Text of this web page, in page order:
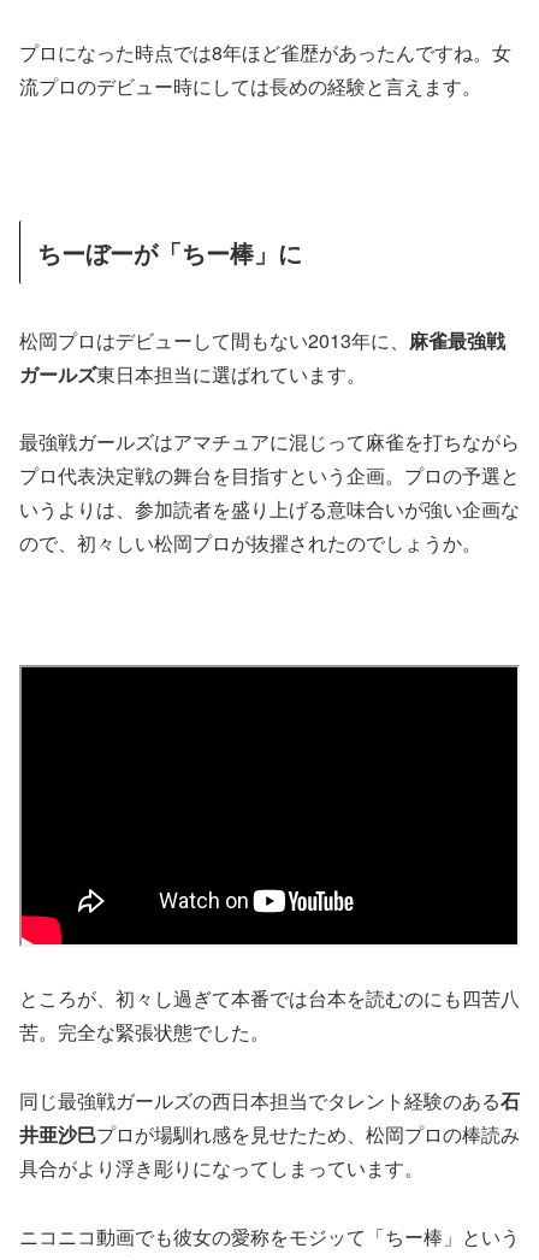
プロになった時点では8年ほど雀歴があったんですね。女
流プロのデビュー時にしては長めの経験と言えます。
ちーぼーが「ちー棒」に
松岡プロはデビューして間もない2013年に、 麻雀最強戦
ガールズ東日本担当に選ばれています。
最強戦ガールズはアマチュアに混じって麻雀を打ちながら
プロ代表決定戦の舞台を目指すという企画。プロの予選と
いうよりは、 参加読者を盛り上げる意味合いが強い企画な
ので、初々しい松岡プロが抜擢されたのでしょうか。
ところが、初々し過ぎて本番では台本を読むのにも四苦八
苦。完全な緊張状態でした。
同じ最強戦ガールズの西日本担当でタレント経験のある石
井亜沙巳プロが場馴れ感を見せたため、松岡プロの棒読み
具合がより浮き彫りになってしまっています。
ニコニコ動画でも彼女の愛称をモジッて「ちー棒 」という